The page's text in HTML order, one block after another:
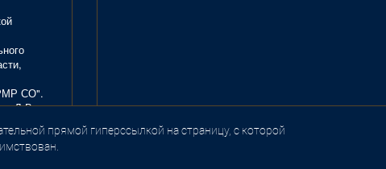
СО".
Л.В.
прямой гиперссылкой на страницу, с которой